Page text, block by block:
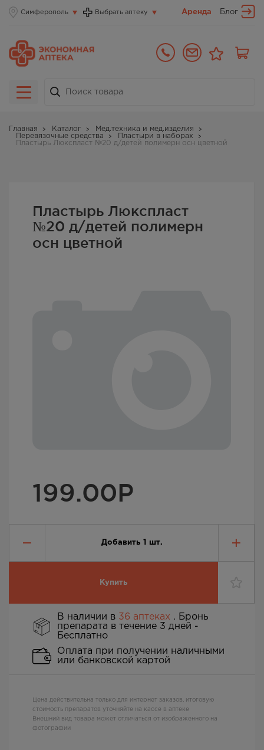
Симферополь Выбрать аптеку Аренда Блог
Главная Каталог
Мед.техника и мед.изделия
Перевязочные средства
Пластыри в наборах
Пластырь Люкспласт №20 д/детей полимерн осн цветной
Пластырь Люкспласт
№20 д/детей полимерн
осн цветной
199.00Р
Добавить 1 шт.
Купить
В наличии в 36 аптеках . Бронь
препарата в течение 3 дней -
Бесплатно
Оплата при получении наличными
или банковской картой
Цена действительна только для интернет заказов, итоговую
стоимость препаратов уточняйте на кассе в аптеке
Внешний вид товара может отличаться от изображенного на
фотографии